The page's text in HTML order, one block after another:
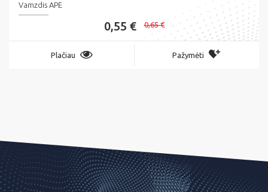
Vamzdis APE
0,55 € 0,65 €
Plačiau Pažymėti